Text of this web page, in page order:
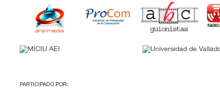
PARTICIPADO POR: